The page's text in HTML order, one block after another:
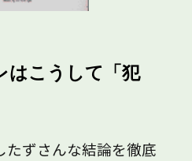
はこうして「犯
たずさんな結論を徹底